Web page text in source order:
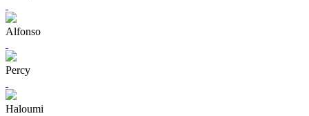
Alfonso
Percy
Haloumi